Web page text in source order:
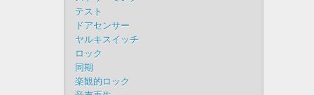
テスト
ドアセンサー
ヤルキスイッチ
ロック
同期
楽観的ロック